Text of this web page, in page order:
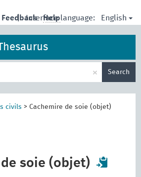
| Interface language: English
Feedback Help
× Search
civils > Cachemire de soie (objet)
soie (objet)